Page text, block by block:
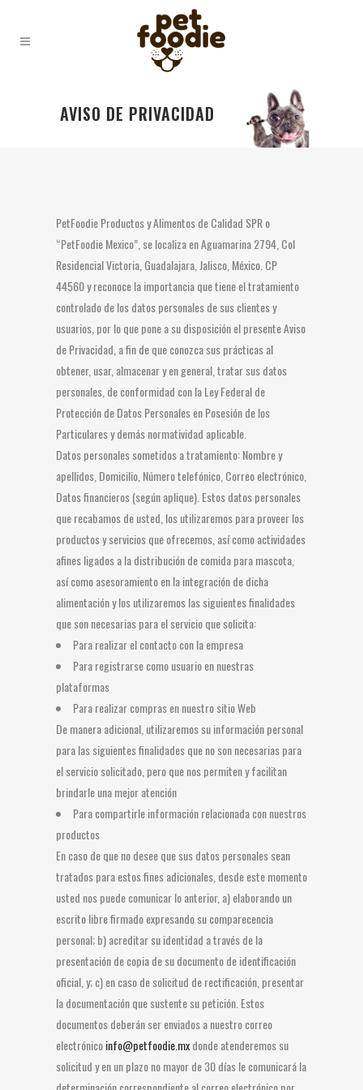
AVISO DE PRIVACIDAD
PetFoodie Productos y Alimentos de Calidad SPR o
“PetFoodie Mexico”, se localiza en Aguamarina 2794, Col
Residencial Victoria, Guadalajara, Jalisco, México. CP
44560 y reconoce la importancia que tiene el tratamiento
controlado de los datos personales de sus clientes y
usuarios, por lo que pone a su disposición el presente Aviso
de Privacidad, a fin de que conozca sus prácticas al
obtener, usar, almacenar y en general, tratar sus datos
personales, de conformidad con la Ley Federal de
Protección de Datos Personales en Posesión de los
Particulares y demás normatividad aplicable.
Datos personales sometidos a tratamiento: Nombre y
apellidos, Domicilio, Número telefónico, Correo electrónico,
Datos financieros (según aplique). Estos datos personales
que recabamos de usted, los utilizaremos para proveer los
productos y servicios que ofrecemos, así como actividades
afines ligados a la distribución de comida para mascota,
así como asesoramiento en la integración de dicha
alimentación y los utilizaremos las siguientes finalidades
que son necesarias para el servicio que solicita:
Para realizar el contacto con la empresa
Para registrarse como usuario en nuestras
plataformas
Para realizar compras en nuestro sitio Web
De manera adicional, utilizaremos su información personal
para las siguientes finalidades que no son necesarias para
el servicio solicitado, pero que nos permiten y facilitan
brindarle una mejor atención
Para compartirle información relacionada con nuestros
productos
En caso de que no desee que sus datos personales sean
tratados para estos fines adicionales, desde este momento
usted nos puede comunicar lo anterior, a) elaborando un
escrito libre firmado expresando su comparecencia
personal; b) acreditar su identidad a través de la
presentación de copia de su documento de identificación
oficial, y; c) en caso de solicitud de rectificación, presentar
la documentación que sustente su petición. Estos
documentos deberán ser enviados a nuestro correo
electrónicoinfo@petfoodie.mxdonde atenderemos su
solicitud y en un plazo no mayor de 30 días le comunicará la